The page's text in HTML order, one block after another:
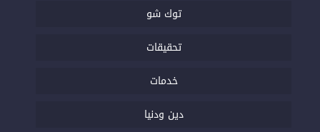
توك شو
تحقيقات
خدمات
دين ودنيا